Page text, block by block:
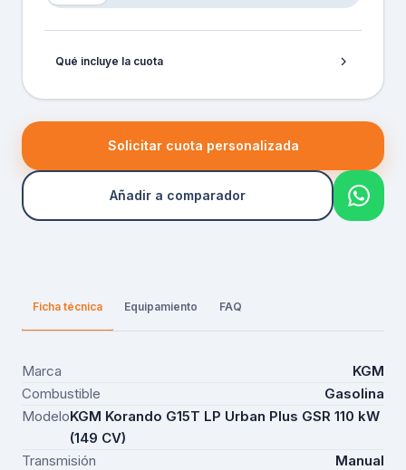
Qué incluye la cuota
Solicitar cuota personalizada
Añadir a comparador
Ficha técnica Equipamiento FAQ
Marca
KGM
Combustible
Gasolina
ModeloKGM Korando G15T LP Urban Plus GSR 110 kW
(149 CV)
Transmisión
Manual